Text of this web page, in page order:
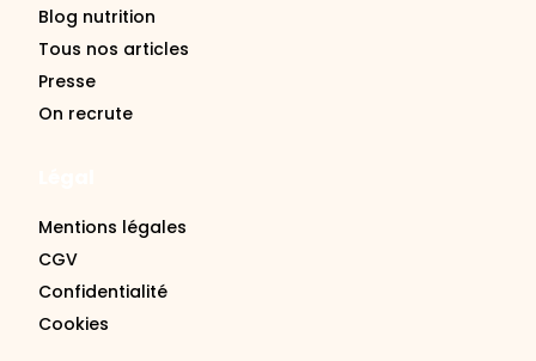
Blog nutrition
Tous nos articles
Presse
On recrute
Mentions légales
CGV
Confidentialité
Cookies